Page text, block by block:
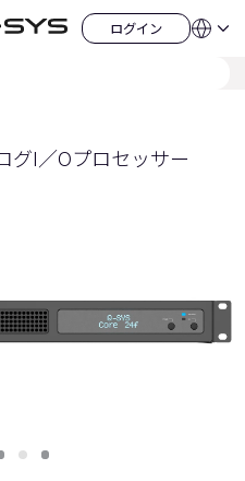
ログイン
ロ
グ
言
グI／Oプロセッサー
ス
ラ
イ
ス
ラ
イ